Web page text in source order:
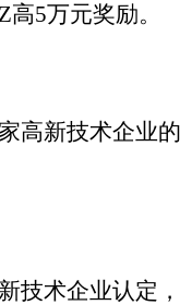
5万元奖励。
新技术企业
术企业认定